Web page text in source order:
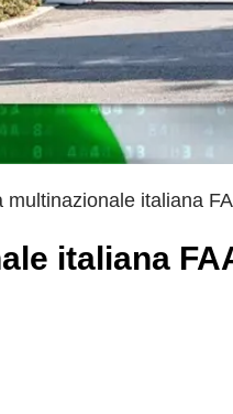
multinazionale italiana
italiana